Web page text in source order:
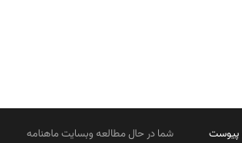
پیوست
شما در حال مطالعه وبسایت ماهنامه